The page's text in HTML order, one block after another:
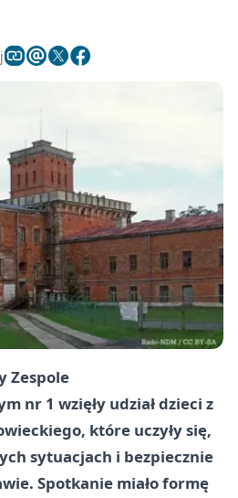
Zespole
nr 1 wzięły udział dzieci z
które uczyły się,
sytuacjach i bezpiecznie
Spotkanie miało formę